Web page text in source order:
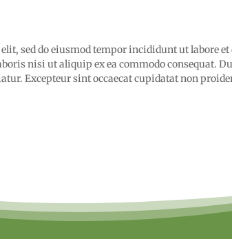
sed do eiusmod tempor incididunt ut labore
nisi ut aliquip ex ea commodo consequat.
Excepteur sint occaecat cupidatat non